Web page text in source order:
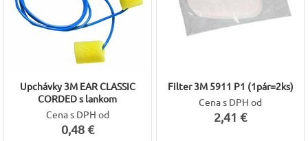
Upchávky 3M EAR CLASSIC
CORDED s lankom
Cena s DPH od
0,48 €
Filter 3M 5911 P1 (1pár=2ks)
Cena s DPH od
2,41 €